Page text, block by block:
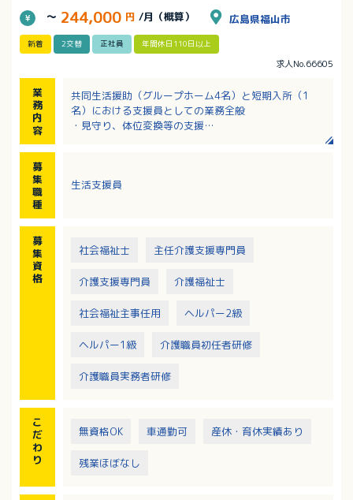
～ 244,000 円 /月（概算） 広島県福山市
新着 2交替 正社員 年間休日110日以上
求人No.66605
業
務
内
容
共同生活援助（グループホーム4名）と短期入所（1
名）における支援員としての業務全般
・見守り、体位変換等の支援
募
集
職
種
生活支援員
募
集
資
格
社会福祉士 主任介護支援専門員
介護支援専門員 介護福祉士
社会福祉主事任用 ヘルパー2級
ヘルパー1級 介護職員初任者研修
介護職員実務者研修
こ
だ
わ
り
無資格OK 車通勤可 産休・育休実績あり
残業ほぼなし